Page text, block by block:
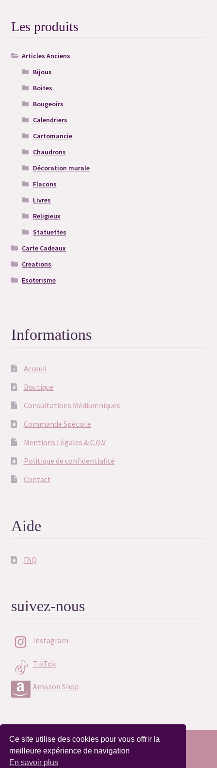
A compter du 07/07/2026, les commandes seront
expédiées début septembre.
Les produits
Articles Anciens
Bijoux
Boites
Bougeoirs
Calendriers
Cartomancie
Chaudrons
Décoration murale
Flacons
Livres
Religieux
Statuettes
Carte Cadeaux
Creations
Esoterisme
Informations
Acceuil
Boutique
Consultations Médiumniques
Commande Spéciale
Mentions Légales & C.G.V
Politique de confidentialité
Contact
Aide
FAQ
suivez-nous
Instagram
TikTok
Amazon Shop
© Charms Magic 2026
Politique de confidentialité
Ce site utilise des cookies pour vous offrir la
meilleure expérience de navigation
En savoir plus